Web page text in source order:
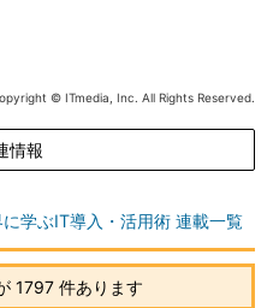
© ITmedia, Inc. All Rights Reserved.
情報
学ぶIT導入・活用術 連載一覧
1797 件あります